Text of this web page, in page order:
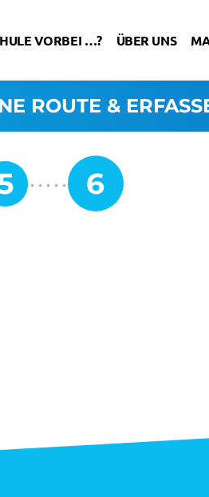
VORBEI …? ÜBER UNS
ROUTE &